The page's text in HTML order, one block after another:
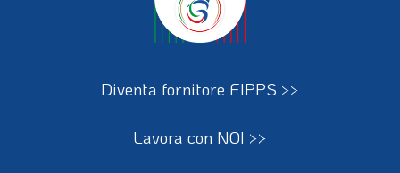
Diventa fornitore FIPPS >>
Lavora con NOI >>